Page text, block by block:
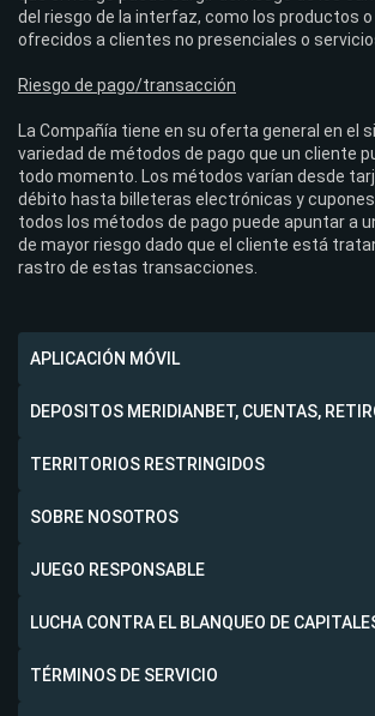
del riesgo de la interfaz, como los productos
ofrecidos a clientes no presenciales o
Riesgo de pago/transacción
La Compañía tiene en su oferta general en el
variedad de métodos de pago que un cliente
todo momento. Los métodos varían desde
débito hasta billeteras electrónicas y
todos los métodos de pago puede apuntar a
de mayor riesgo dado que el cliente está
rastro de estas transacciones.
APLICACIÓN MÓVIL
DEPOSITOS MERIDIANBET, CUENTAS,
TERRITORIOS RESTRINGIDOS
SOBRE NOSOTROS
JUEGO RESPONSABLE
LUCHA CONTRA EL BLANQUEO DE
TÉRMINOS DE SERVICIO